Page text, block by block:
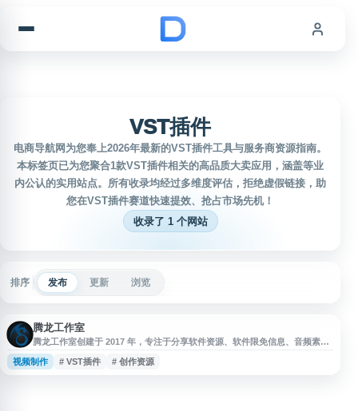
VST插件
电商导航网为您奉上2026年最新的VST插件工具与服务商资源指南。
本标签页已为您聚合1款VST插件相关的高品质大卖应用，涵盖等业
内公认的实用站点。所有收录均经过多维度评估，拒绝虚假链接，助
您在VST插件赛道快速提效、抢占市场先机！
收录了 1 个网站
排序 发布 更新 浏览
腾龙工作室
腾龙工作室创建于 2017 年，专注于分享软件资源、软件限免信息、音频素
材、视频素材、VST 插件及实用技术教程。网站面向创作者、技术爱好者和数
字内容从业者，提供资源整理、下载指引与技术文章，帮助用户获取常用工具
视频制作 # VST插件 # 创作资源